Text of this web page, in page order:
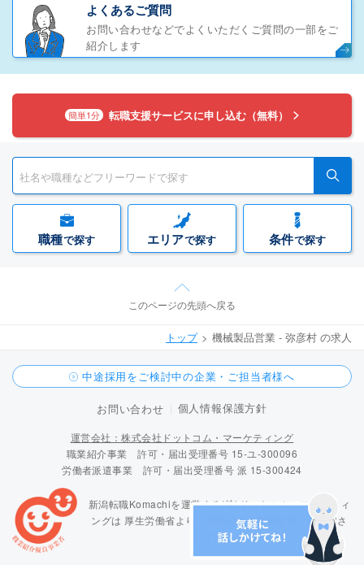
よくあるご質問
お問い合わせなどでよくいただくご質問の一部をご
紹介します
簡単1分 転職支援サービスに申し込む（無料）
職種で探す エリアで探す 条件で探す
このページの先頭へ戻る
トップ 機械製品営業 - 弥彦村 の求人
中途採用をご検討中の企業・ご担当者様へ
お問い合わせ 個人情報保護方針
運営会社：株式会社ドットコム・マーケティング
職業紹介事業 許可・届出受理番号 15-ユ-300096
労働者派遣事業 許可・届出受理番号 派 15-300424
新潟転職Komachiを運営する(株)ドットコム・マーケティ
ングは 厚生労働省より「職業紹介優良事業者」に認定さ
れています